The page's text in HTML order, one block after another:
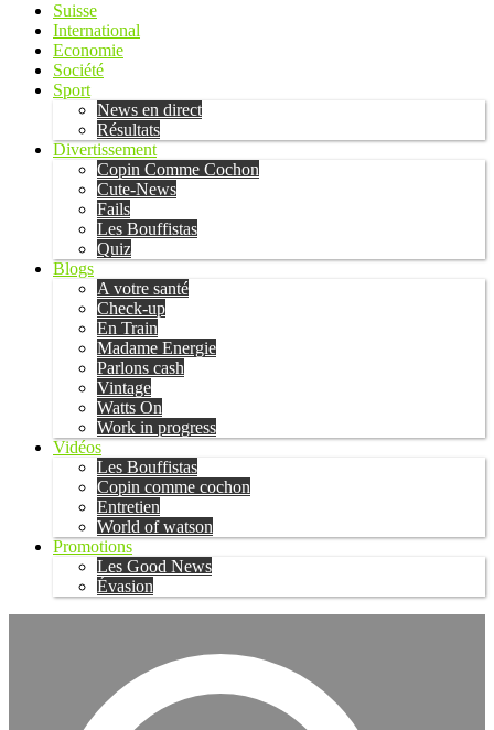
Suisse
International
Economie
Société
Sport
News en direct
Résultats
Divertissement
Copin Comme Cochon
Cute-News
Fails
Les Bouffistas
Quiz
Blogs
A votre santé
Check-up
En Train
Madame Energie
Parlons cash
Vintage
Watts On
Work in progress
Vidéos
Les Bouffistas
Copin comme cochon
Entretien
World of watson
Promotions
Les Good News
Évasion